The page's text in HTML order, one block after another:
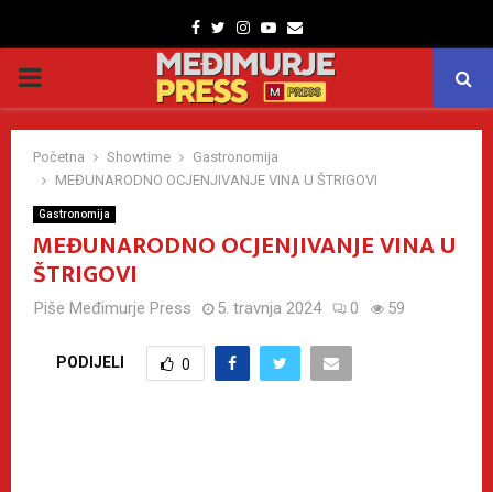
Facebook
TwitterInstagram
Youtube
Email
PRIMARY
MENU
Početna Showtime
Gastronomija
MEĐUNARODNO OCJENJIVANJE VINA U ŠTRIGOVI
Gastronomija
MEĐUNARODNO OCJENJIVANJE VINA U
ŠTRIGOVI
Piše Međimurje Press 5. travnja 2024 0 59
PODIJELI 0